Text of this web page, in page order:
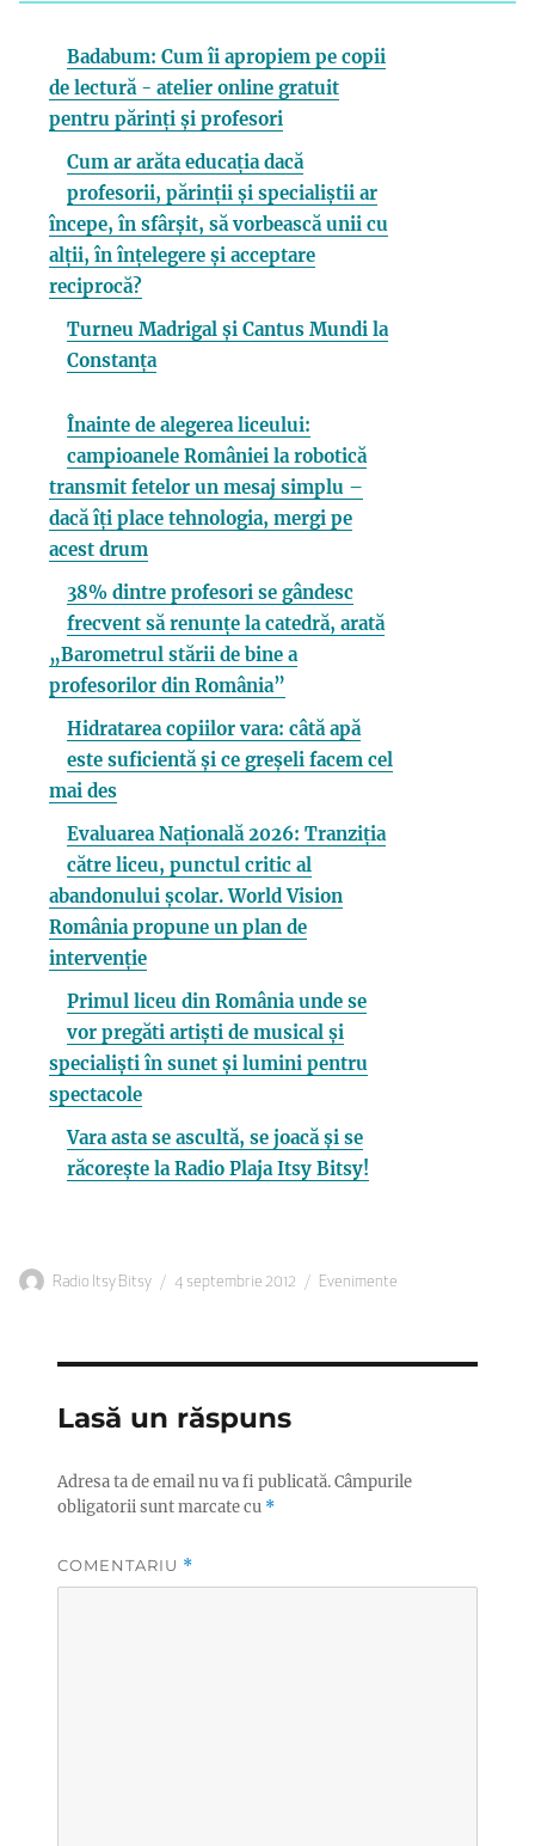
Badabum: Cum îi apropiem pe copii
de lectură - atelier online gratuit
pentru părinți și profesori
Cum ar arăta educația dacă
profesorii, părinții și specialiștii ar
începe, în sfârșit, să vorbească unii cu
alții, în înțelegere și acceptare
reciprocă?
Turneu Madrigal și Cantus Mundi la
Constanța
Înainte de alegerea liceului:
campioanele României la robotică
transmit fetelor un mesaj simplu –
dacă îți place tehnologia, mergi pe
acest drum
38% dintre profesori se gândesc
frecvent să renunțe la catedră, arată
„Barometrul stării de bine a
profesorilor din România”
Hidratarea copiilor vara: câtă apă
este suficientă și ce greșeli facem cel
mai des
Evaluarea Națională 2026: Tranziția
către liceu, punctul critic al
abandonului școlar. World Vision
România propune un plan de
intervenție
Primul liceu din România unde se
vor pregăti artiști de musical și
specialiști în sunet și lumini pentru
spectacole
Vara asta se ascultă, se joacă și se
răcorește la Radio Plaja Itsy Bitsy!
Autor
Radio Itsy Bitsy
Publicat
4 septembrie 2012 Categorii
Evenimente
Lasă un răspuns
Adresa ta de email nu va fi publicată.Câmpurile
obligatorii sunt marcate cu *
COMENTARIU *